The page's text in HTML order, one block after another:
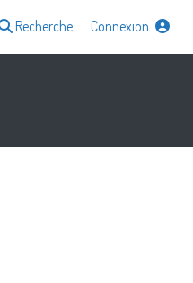
Recherche Connexion